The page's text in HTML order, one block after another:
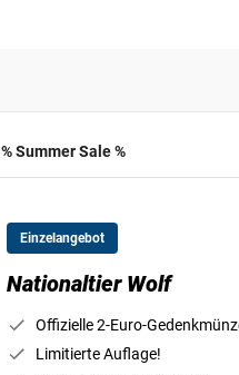
% Summer Sale %
Einzelangebot
Nationaltier Wolf
Offizielle 2-Euro-
Limitierte Auflage!